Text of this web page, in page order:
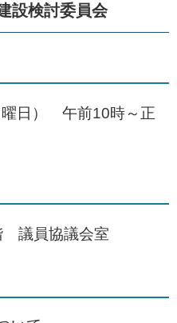
設検討委員会
日） 午前10時～正
議員協議会室